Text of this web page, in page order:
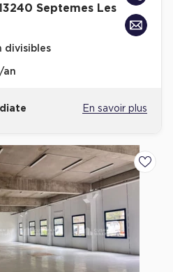
Septemes Les
divisibles
an
En savoir plus